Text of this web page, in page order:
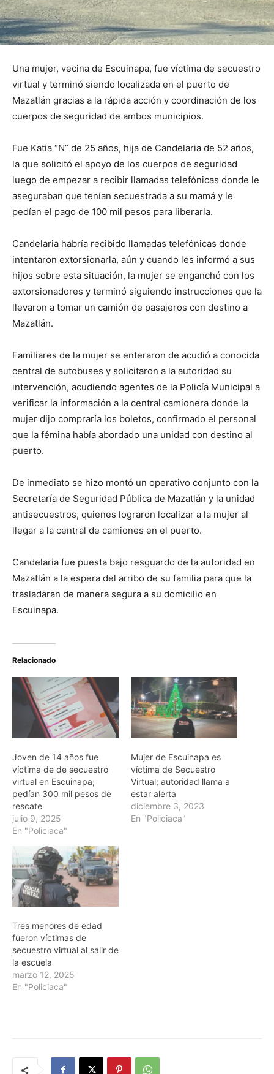
Una mujer, vecina de Escuinapa, fue víctima de secuestro
virtual y terminó siendo localizada en el puerto de
Mazatlán gracias a la rápida acción y coordinación de los
cuerpos de seguridad de ambos municipios.
Fue Katia “N” de 25 años, hija de Candelaria de 52 años,
la que solicitó el apoyo de los cuerpos de seguridad
luego de empezar a recibir llamadas telefónicas donde le
aseguraban que tenían secuestrada a su mamá y le
pedían el pago de 100 mil pesos para liberarla.
Candelaria habría recibido llamadas telefónicas donde
intentaron extorsionarla, aún y cuando les informó a sus
hijos sobre esta situación, la mujer se enganchó con los
extorsionadores y terminó siguiendo instrucciones que la
llevaron a tomar un camión de pasajeros con destino a
Mazatlán.
Familiares de la mujer se enteraron de acudió a conocida
central de autobuses y solicitaron a la autoridad su
intervención, acudiendo agentes de la Policía Municipal a
verificar la información a la central camionera donde la
mujer dijo compraría los boletos, confirmado el personal
que la fémina había abordado una unidad con destino al
puerto.
De inmediato se hizo montó un operativo conjunto con la
Secretaría de Seguridad Pública de Mazatlán y la unidad
antisecuestros, quienes lograron localizar a la mujer al
llegar a la central de camiones en el puerto.
Candelaria fue puesta bajo resguardo de la autoridad en
Mazatlán a la espera del arribo de su familia para que la
trasladaran de manera segura a su domicilio en
Escuinapa.
Relacionado
Joven de 14 años fue
víctima de de secuestro
virtual en Escuinapa;
pedían 300 mil pesos de
rescate
julio 9, 2025
En "Policiaca"
Mujer de Escuinapa es
víctima de Secuestro
Virtual; autoridad llama a
estar alerta
diciembre 3, 2023
En "Policiaca"
Tres menores de edad
fueron víctimas de
secuestro virtual al salir de
la escuela
marzo 12, 2025
En "Policiaca"